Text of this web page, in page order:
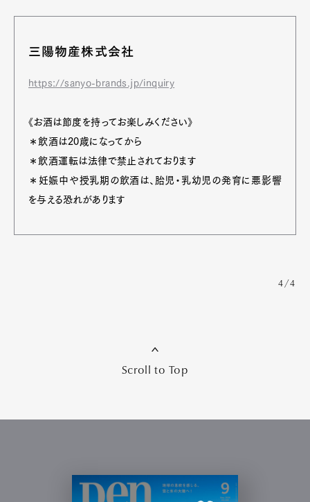
三陽物産株式会社
https://sanyo-brands.jp/inquiry
《お酒は節度を持ってお楽しみください》
＊飲酒は20歳になってから
＊飲酒運転は法律で禁止されております
＊妊娠中や授乳期の飲酒は、胎児・乳幼児の発育に悪影響
を与える恐れがあります
4/4
Scroll to Top